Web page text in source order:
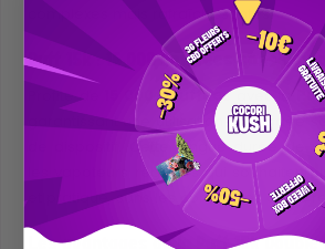
complexes mais rafraîchissantes.
Puff 15k : 15 000 bouffées sans
Profite de 15 000 boufféesavec la
garantissant une utilisation prolongée
de dispositif. Cette longue durée de
les vapoteurs réguliers qui souhaitent
et pratique, sans les contraintes d'une
Les avantages de la Puff 15k Double